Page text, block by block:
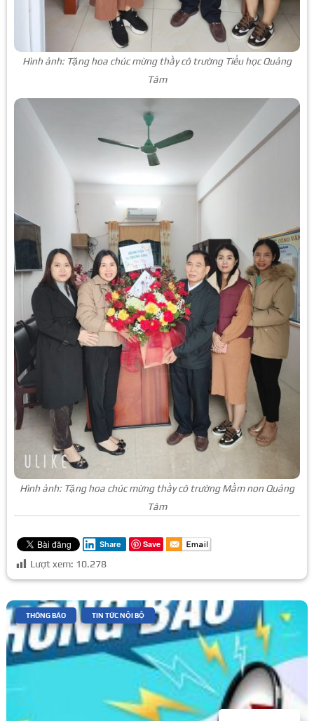
Hình ảnh: Tặng hoa chúc mừng thầy cô trường Tiểu học Quảng
Tâm
Hình ảnh: Tặng hoa chúc mừng thầy cô trường Mầm non Quảng
Tâm
Share Save
Lượt xem: 10.278
THÔNG BÁO TIN TỨC NỘI BỘ